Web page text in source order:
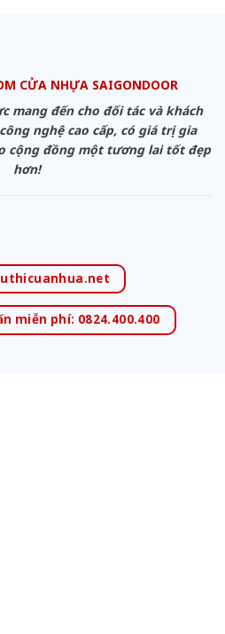
CỬA NHỰA SAIGONDOOR
mang đến cho đối tác và khách
nghệ cao cấp, có giá trị gia
cộng đồng một tương lai tốt đẹp
hơn!
miễn phí: 0824.400.400